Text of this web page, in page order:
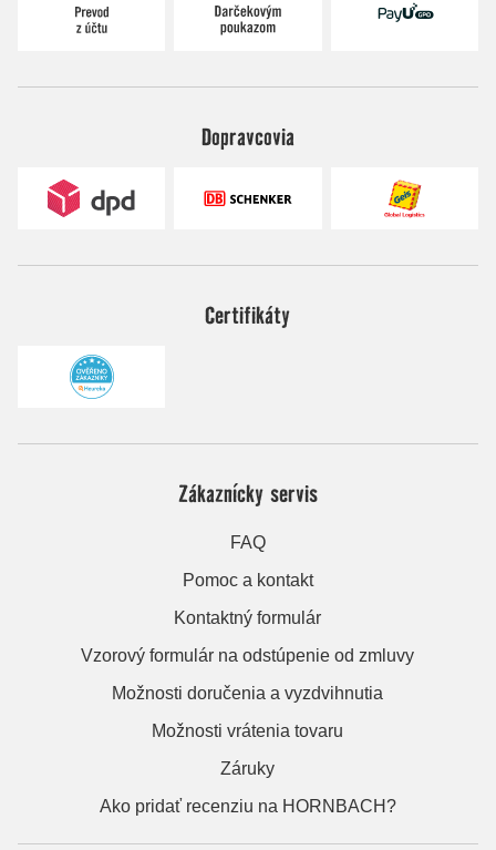
Dopravcovia
Certifikáty
Zákaznícky servis
FAQ
Pomoc a kontakt
Kontaktný formulár
Vzorový formulár na odstúpenie od zmluvy
Možnosti doručenia a vyzdvihnutia
Možnosti vrátenia tovaru
Záruky
Ako pridať recenziu na HORNBACH?